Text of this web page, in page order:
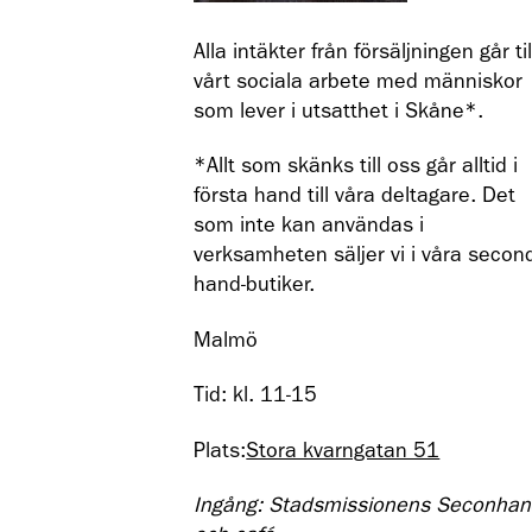
Alla intäkter från försäljningen går till
vårt sociala arbete med människor
som lever i utsatthet i Skåne*.
*Allt som skänks till oss går alltid i
första hand till våra deltagare. Det
som inte kan användas i
verksamheten säljer vi i våra
hand-butiker.
Malmö
Tid: kl. 11-15
Plats:Stora kvarngatan 51
Ingång: Stadsmissionens